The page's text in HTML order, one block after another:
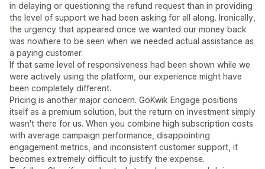
in delaying or questioning the refund request than in providing
the level of support we had been asking for all along. Ironically,
the urgency that appeared once we wanted our money back
was nowhere to be seen when we needed actual assistance as
a paying customer.
If that same level of responsiveness had been shown while we
were actively using the platform, our experience might have
been completely different.
Pricing is another major concern. GoKwik Engage positions
itself as a premium solution, but the return on investment simply
wasn't there for us. When you combine high subscription costs
with average campaign performance, disappointing
engagement metrics, and inconsistent customer support, it
becomes extremely difficult to justify the expense.